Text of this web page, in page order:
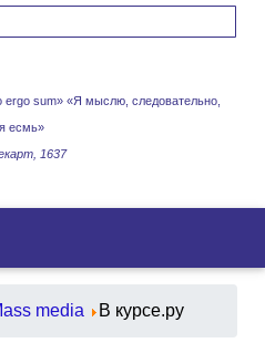
ergo sum» «Я мыслю, следовательно,
я есмь»
1637
media В курсе.ру